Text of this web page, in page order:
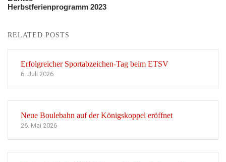
Herbstferienprogramm 2023
RELATED POSTS
Erfolgreicher Sportabzeichen-Tag beim ETSV
6. Juli 2026
Neue Boulebahn auf der Königskoppel eröffnet
26. Mai 2026